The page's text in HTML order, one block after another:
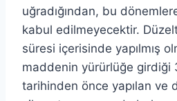
uğradığından, bu
kabul edilmeyecektir.
süresi içerisinde yapılmış
maddenin yürürlüğe girdiği
tarihinden önce yapılan ve